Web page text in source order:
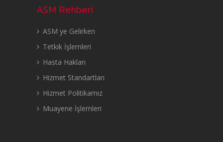
ASM Rehberi
ASM ye Gelirken
Tetkik İşlemleri
Hasta Hakları
Hizmet Standartları
Hizmet Politikamız
Muayene İşlemleri